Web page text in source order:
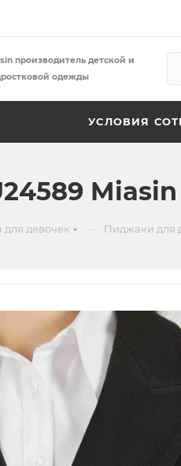
производитель детской и
одежды
УСЛОВИЯ
Miasin
девочек Пиджаки для